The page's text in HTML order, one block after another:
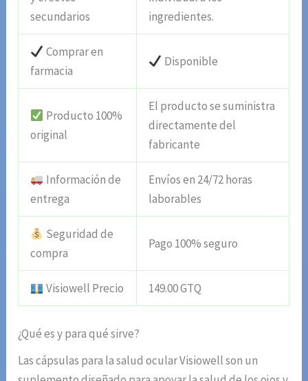
secundarios
ingredientes.
Comprar en
farmacia
Disponible
Producto 100%
original
El producto se suministra
directamente del
fabricante
Información de
entrega
Envíos en 24/72 horas
laborables
Seguridad de
compra
Pago 100% seguro
Visiowell Precio 149.00 GTQ
¿Qué es y para qué sirve?
Las cápsulas para la salud ocular Visiowell son un